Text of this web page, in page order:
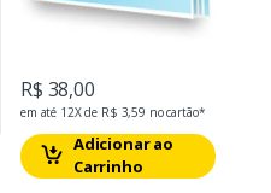
R$ 38,00
em até 12X de R$ 3,59 no cartão*
Adicionar ao
Carrinho